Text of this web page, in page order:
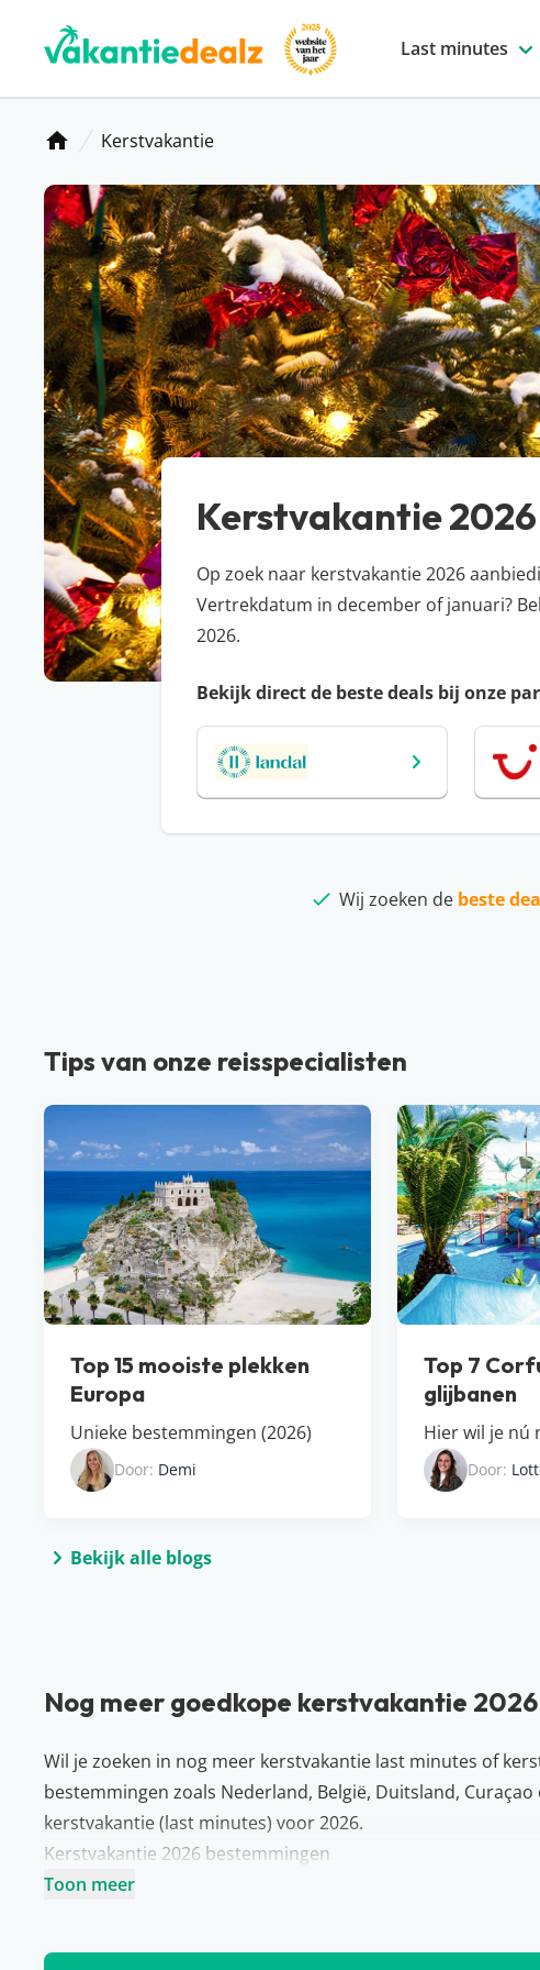
Last minutes
Home
Kerstvakantie
Kerstvakantie 2026
Op zoek naar kerstvakantie 2026
Vertrekdatum in december of januari?
2026.
Bekijk direct de beste deals bij onze
Wij zoeken de beste
Tips van onze reisspecialisten
Top 15 mooiste plekken
Europa
Unieke bestemmingen (2026)
Door: Demi
Top 7
glijbanen
Hier wil je nú
Door:
Bekijk alle blogs
Nog meer goedkope kerstvakantie
Wil je zoeken in nog meer kerstvakantie last minutes of
bestemmingen zoals Nederland, België, Duitsland,
kerstvakantie (last minutes) voor 2026.
Kerstvakantie 2026 bestemmingen
In de kerstvakantie op zonvakantie? Er zijn een aantal
Toon meer